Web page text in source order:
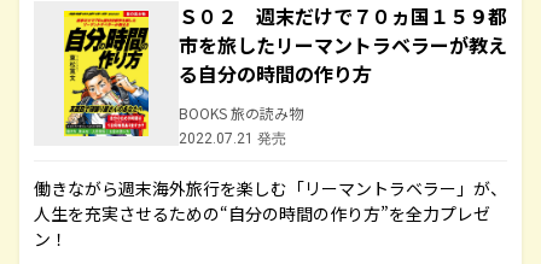
Ｓ０２ 週末だけで７０ヵ国１５９都
市を旅したリーマントラベラーが教え
る自分の時間の作り方
BOOKS 旅の読み物
2022.07.21 発売
働きながら週末海外旅行を楽しむ「リーマントラベラー」が、
人生を充実させるための“自分の時間の作り方”を全力プレゼ
ン！